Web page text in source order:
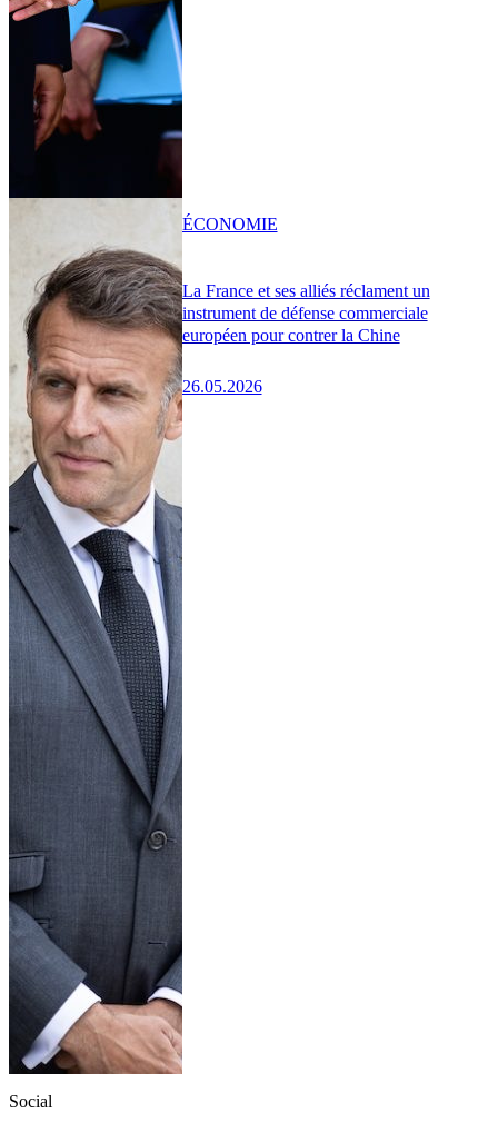
La France et ses alliés réclament un
instrument de défense commerciale
européen pour contrer la Chine
26.05.2026
ÉCONOMIE
Social